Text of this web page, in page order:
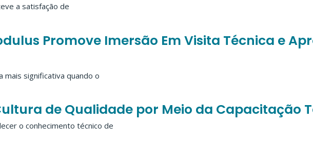
a satisfação de
Promove Imersão Em Visita Técnica e
mais significativa quando o
de Qualidade por Meio da Capacitação
o conhecimento técnico de